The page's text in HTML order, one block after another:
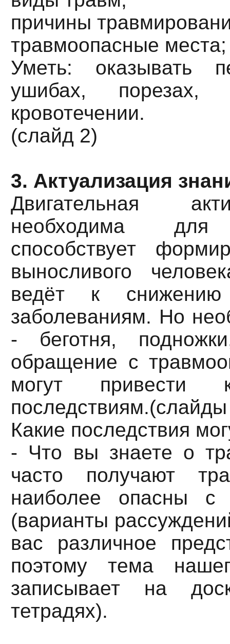
причины
травмоопасные места;
Уметь: оказывать
ушибах, порезах,
кровотечении.
(слайд 2)
3. Актуализация
Двигательная
необходима
способствует
выносливого
ведёт к снижению
заболеваниям. Но
- беготня,
обращение с
могут привести к
Какие последствия
- Что вы знаете о
часто получают
наиболее опасны с
(варианты
вас различное
поэтому тема
записывает на
тетрадях).